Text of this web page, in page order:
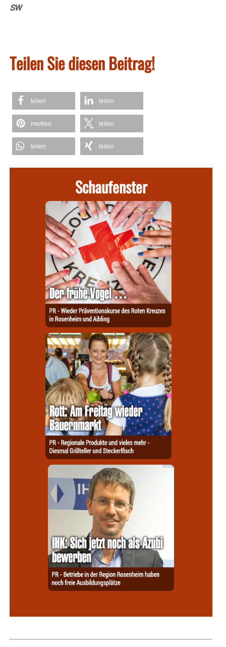
SW
Teilen Sie diesen Beitrag!
teilen teilen
merken teilen
teilen teilen
Schaufenster